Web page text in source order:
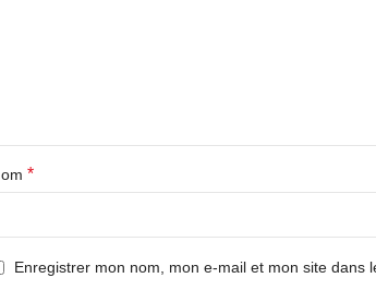
*
Enregistrer mon nom, mon e-mail et mon site dans